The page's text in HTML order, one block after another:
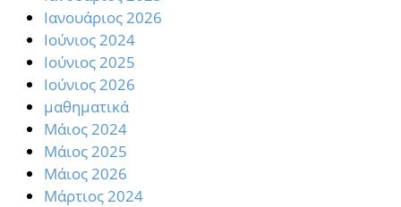
Ιανουάριος 2026
Ιούνιος 2024
Ιούνιος 2025
Ιούνιος 2026
μαθηματικά
Μάιος 2024
Μάιος 2025
Μάιος 2026
Μάρτιος 2024